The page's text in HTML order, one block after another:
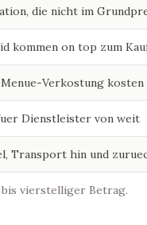
die nicht im
kommen on top zum
Verkostung
Dienstleister von weit
Transport hin und
vierstelliger Betrag.